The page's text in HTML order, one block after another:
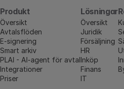
Produkt
Översikt
Avtalsflöden
E-signering
Smart arkiv
PLAI - AI-agent för avtal
Integrationer
Priser
Lösningar
Översikt
Juridik
Försäljning
HR
Inköp
Finans
IT